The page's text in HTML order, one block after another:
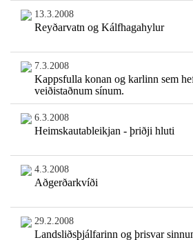
13.3.2008
Reyðarvatn og Kálfhagahylur
7.3.2008
Kappsfulla konan og karlinn sem
veiðistaðnum sínum.
6.3.2008
Heimskautableikjan - þriðji hluti
4.3.2008
Aðgerðarkvíði
29.2.2008
Landsliðsþjálfarinn og þrisvar